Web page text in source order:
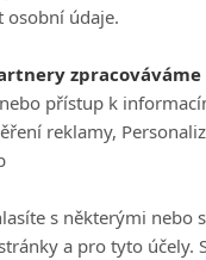
osobní údaje.
přístup k
reklamy,
s některými nebo
a pro tyto účely.